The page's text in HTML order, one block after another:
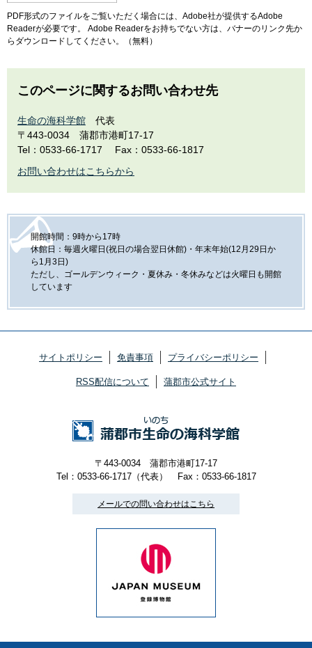
PDF形式のファイルをご覧いただく場合には、Adobe社が提供するAdobe
Readerが必要です。
Adobe Readerをお持ちでない方は、バナーのリンク先か
らダウンロードしてください。（無料）
このページに関するお問い合わせ先
生命の海科学館
代表
〒443-0034
蒲郡市港町17-17
Tel：0533-66-1717
Fax：0533-66-1817
お問い合わせはこちらから
開館時間：9時から17時
休館日：毎週火曜日(祝日の場合翌日休館)・年末年始(12月29日か
ら1月3日)
ただし、ゴールデンウィーク・夏休み・冬休みなどは火曜日も開館
しています
サイトポリシー 免責事項 プライバシーポリシー
RSS配信について 蒲郡市公式サイト
〒443-0034 蒲郡市港町17-17
Tel：0533-66-1717（代表）
Fax：0533-66-1817
メールでの問い合わせはこちら